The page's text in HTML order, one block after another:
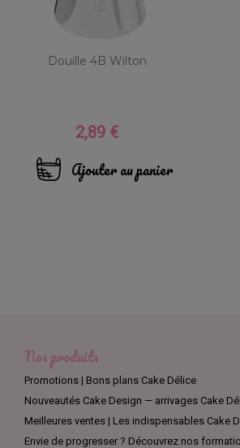
Douille 4B Wilton
Prix
2,89 €
Ajouter au panier
Nos produits
Promotions | Bons plans Cake Délice
Nouveautés Cake Design — arrivages Cake
Meilleures ventes | Les indispensables Cake
Envie de progresser ? Découvrez nos